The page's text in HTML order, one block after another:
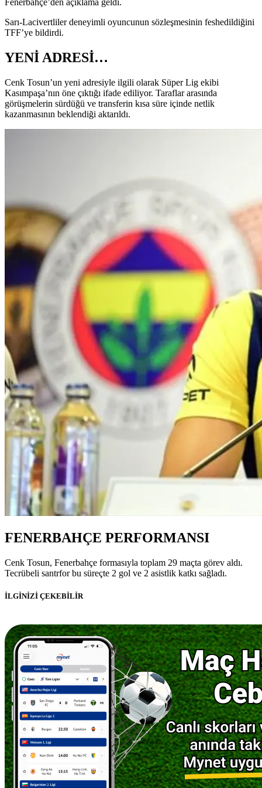
Fenerbahçe’den açıklama geldi.
Sarı-Lacivertliler deneyimli oyuncunun sözleşmesinin feshedildiğini
TFF’ye bildirdi.
YENİ ADRESİ…
Cenk Tosun’un yeni adresiyle ilgili olarak Süper Lig ekibi
Kasımpaşa’nın öne çıktığı ifade ediliyor. Taraflar arasında
görüşmelerin sürdüğü ve transferin kısa süre içinde netlik
kazanmasının beklendiği aktarıldı.
FENERBAHÇE PERFORMANSI
Cenk Tosun, Fenerbahçe formasıyla toplam 29 maçta görev aldı.
Tecrübeli santrfor bu süreçte 2 gol ve 2 asistlik katkı sağladı.
İLGİNİZİ ÇEKEBİLİR